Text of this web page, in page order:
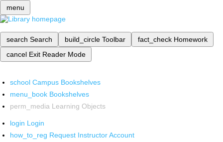
menu
search Search build_circle Toolbar fact_check Homework
cancel Exit Reader Mode
school Campus Bookshelves
menu_book Bookshelves
perm_media Learning Objects
login Login
how_to_reg Request Instructor Account